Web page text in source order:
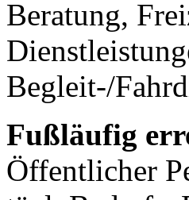
Beratung,
Begleit-/
Fußläufig
Öffentlicher